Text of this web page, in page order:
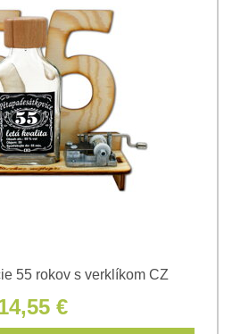
55 rokov s verklíkom CZ
€